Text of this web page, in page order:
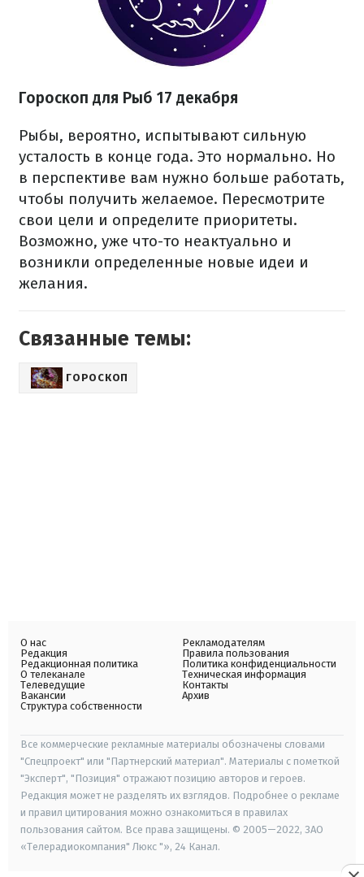
Гороскоп для Рыб 17 декабря
Рыбы, вероятно, испытывают сильную
усталость в конце года. Это нормально. Но
в перспективе вам нужно больше работать,
чтобы получить желаемое. Пересмотрите
свои цели и определите приоритеты.
Возможно, уже что-то неактуально и
возникли определенные новые идеи и
желания.
Связанные темы:
ГОРОСКОП
О нас
Редакция
Редакционная политика
О телеканале
Телеведущие
Вакансии
Структура собственности
Рекламодателям
Правила пользования
Политика конфиденциальности
Техническая информация
Контакты
Архив
Все коммерческие рекламные материалы обозначены словами
"Спецпроект" или "Партнерский материал". Материалы с пометкой
"Эксперт", "Позиция" отражают позицию авторов и героев.
Редакция может не разделять их взглядов. Подробнее о рекламе
и правил цитирования можно ознакомиться в правилах
пользования сайтом. Все права защищены. © 2005—2022, ЗАО
«Телерадиокомпания" Люкс "», 24 Канал.